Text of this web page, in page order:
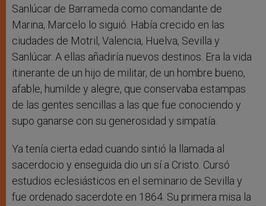
Sanlúcar de Barrameda como comandante de
Marina, Marcelo lo siguió. Había crecido en las
ciudades de Motril, Valencia, Huelva, Sevilla y
Sanlúcar. A ellas añadiría nuevos destinos. Era la vida
itinerante de un hijo de militar, de un hombre bueno,
afable, humilde y alegre, que conservaba estampas
de las gentes sencillas a las que fue conociendo y
supo ganarse con su generosidad y simpatía.
Ya tenía cierta edad cuando sintió la llamada al
sacerdocio y enseguida dio un sí a Cristo. Cursó
estudios eclesiásticos en el seminario de Sevilla y
fue ordenado sacerdote en 1864. Su primera misa la